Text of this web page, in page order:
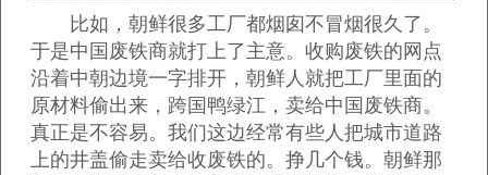
比如，朝鲜很多工厂都烟囱不冒烟很久了。
于是中国废铁商就打上了主意。收购废铁的网点
沿着中朝边境一字排开，朝鲜人就把工厂里面的
原材料偷出来，跨国鸭绿江，卖给中国废铁商。
真正是不容易。我们这边经常有些人把城市道路
上的井盖偷走卖给收废铁的。挣几个钱。朝鲜那